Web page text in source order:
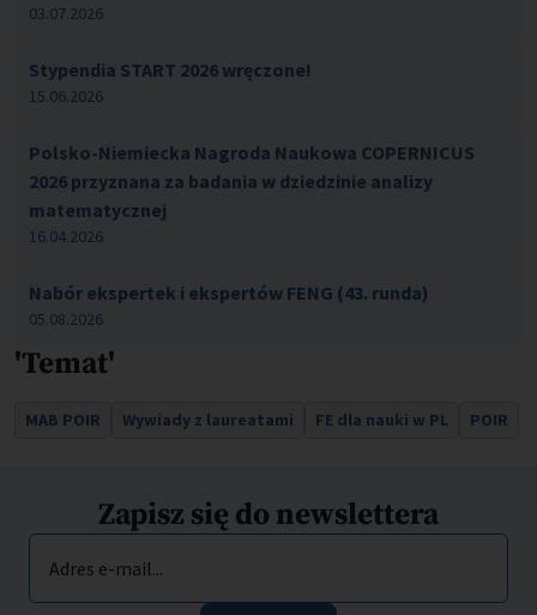
03.07.2026
Stypendia START 2026 wręczone!
15.06.2026
Polsko-Niemiecka Nagroda Naukowa COPERNICUS
2026 przyznana za badania w dziedzinie analizy
matematycznej
16.04.2026
Nabór ekspertek i ekspertów FENG (43. runda)
05.08.2026
'Temat'
MAB POIR Wywiady z laureatami FE dla nauki w PL POIR
Zapisz się do newslettera
Adres e-mail...